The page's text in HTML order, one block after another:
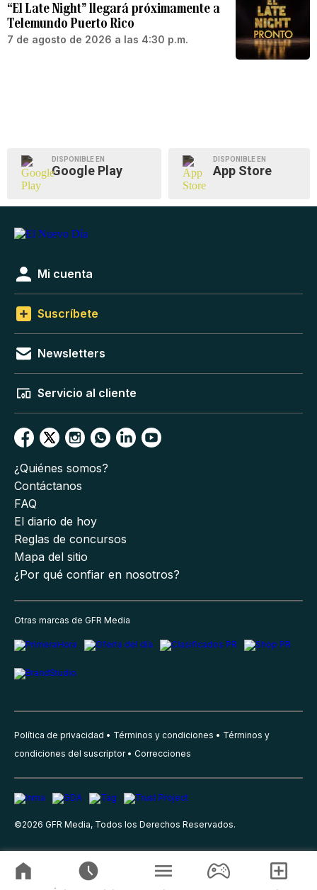
“El Late Night” llegará próximamente a
Telemundo Puerto Rico
7 de agosto de 2026 a las 4:30 p.m.
DISPONIBLE EN
Google Play
DISPONIBLE EN
App Store
Mi cuenta
Suscríbete
Newsletters
Servicio al cliente
¿Quiénes somos?
Contáctanos
FAQ
El diario de hoy
Reglas de concursos
Mapa del sitio
¿Por qué confiar en nosotros?
Otras marcas de GFR Media
Política de privacidad Términos y condiciones
Términos y
condiciones del suscriptor
Correcciones
©2026 GFR Media, Todos los Derechos Reservados.